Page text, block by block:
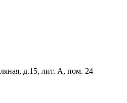
д.15, лит. А, пом. 24